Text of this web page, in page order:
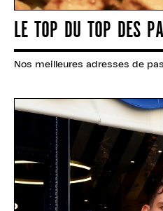
LE TOP DU TOP DES
Nos meilleures adresses de